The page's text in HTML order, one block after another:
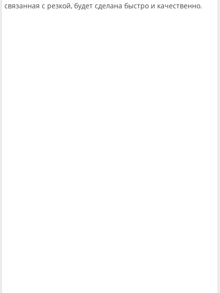
связанная с резкой, будет сделана быстро и качественно.